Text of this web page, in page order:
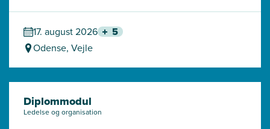
17. august 2026 5
Odense, Vejle
Diplommodul
Ledelse og organisation